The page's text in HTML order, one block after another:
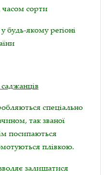
часом сорти
якому регіоні
спеціально
так званої
посипаються
плівкою.
залишатися